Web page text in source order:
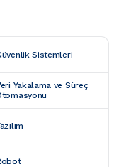
Sistemleri
Yakalama ve Süreç